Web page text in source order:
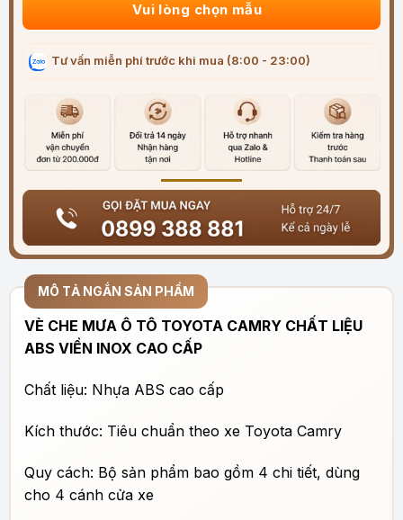
Vui lòng chọn mẫu
Tư vấn miễn phí trước khi mua (8:00 - 23:00)
MÔ TẢ NGẮN SẢN PHẨM
VÈ CHE MƯA Ô TÔ TOYOTA CAMRY CHẤT LIỆU
ABS VIỀN INOX CAO CẤP
Chất liệu: Nhựa ABS cao cấp
Kích thước: Tiêu chuẩn theo xe Toyota Camry
Quy cách: Bộ sản phẩm bao gồm 4 chi tiết, dùng
cho 4 cánh cửa xe